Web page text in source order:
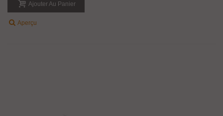
Ajouter Au Panier
Aperçu